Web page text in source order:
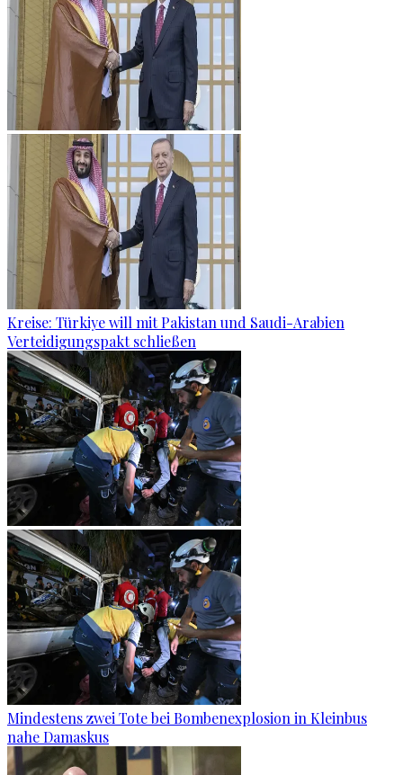
Kreise: Türkiye will mit Pakistan und Saudi-Arabien
Verteidigungspakt schließen
Mindestens zwei Tote bei Bombenexplosion in Kleinbus
nahe Damaskus